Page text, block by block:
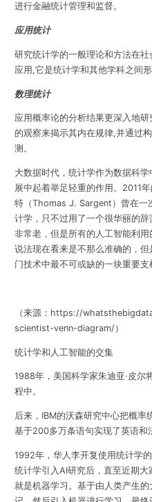
进行金融统计管理和监督。
应用统计
研究统计学的一般理论和方法在
应用,它是统计学和其他学科之间形
数理统计
应用概率论的分析结果更深入地
的观察来揭示其内在规律,并通过
测。
大数据时代，统计学作为数据科
展中起着举足轻重的作用。2011
特（Thomas J. Sargent）曾在一
计学，只不过用了一个很华丽的
非常老，但是所有的人工智能利
说法现在看来是不那么准确的，但
门技术中最不可或缺的一块重要支
（来源： https://
scientist-venn-diagram/ ）
统计学和人工智能的交集
1988年，美国科学家朱迪亚·皮尔
程中。
后来，IBM的沃森研究中心把概
基于200多万条语句实现了英语和
1992年，华人李开复使用统计学
统计学引入AI研究后，直至近期
就是机器学习。基于由人类产生